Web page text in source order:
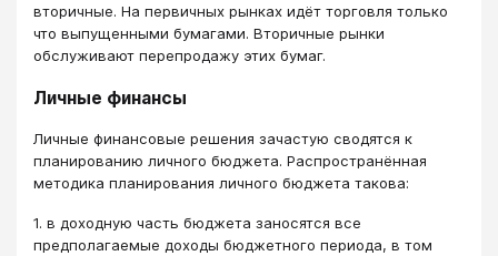
вторичные. На первичных рынках идёт торговля только
что выпущенными бумагами. Вторичные рынки
обслуживают перепродажу этих бумаг.
Личные финансы
Личные финансовые решения зачастую сводятся к
планированию личного бюджета. Распространённая
методика планирования личного бюджета такова:
1. в доходную часть бюджета заносятся все
предполагаемые доходы бюджетного периода, в том